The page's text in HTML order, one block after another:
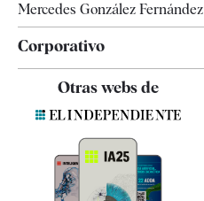
Mercedes González Fernández
Corporativo
Contacto
Quiénes somos
Otras webs de